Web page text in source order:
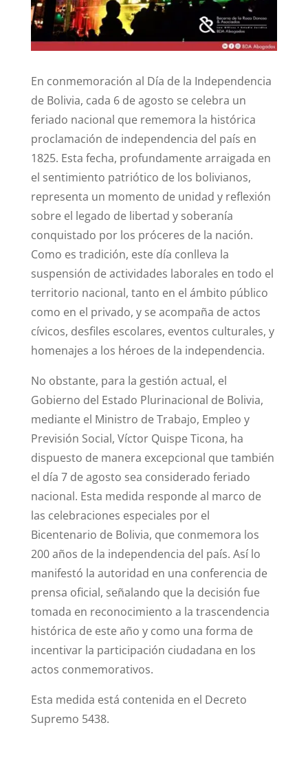
n o
o
k
p
En conmemoración al Día de la Independencia
de Bolivia, cada 6 de agosto se celebra un
feriado nacional que rememora la histórica
proclamación de independencia del país en
1825. Esta fecha, profundamente arraigada en
el sentimiento patriótico de los bolivianos,
representa un momento de unidad y reflexión
sobre el legado de libertad y soberanía
conquistado por los próceres de la nación.
Como es tradición, este día conlleva la
suspensión de actividades laborales en todo el
territorio nacional, tanto en el ámbito público
como en el privado, y se acompaña de actos
cívicos, desfiles escolares, eventos culturales, y
homenajes a los héroes de la independencia.
No obstante, para la gestión actual, el
Gobierno del Estado Plurinacional de Bolivia,
mediante el Ministro de Trabajo, Empleo y
Previsión Social, Víctor Quispe Ticona, ha
dispuesto de manera excepcional que también
el día 7 de agosto sea considerado feriado
nacional. Esta medida responde al marco de
las celebraciones especiales por el
Bicentenario de Bolivia, que conmemora los
200 años de la independencia del país. Así lo
manifestó la autoridad en una conferencia de
prensa oficial, señalando que la decisión fue
tomada en reconocimiento a la trascendencia
histórica de este año y como una forma de
incentivar la participación ciudadana en los
actos conmemorativos.
Esta medida está contenida en el Decreto
Supremo 5438.